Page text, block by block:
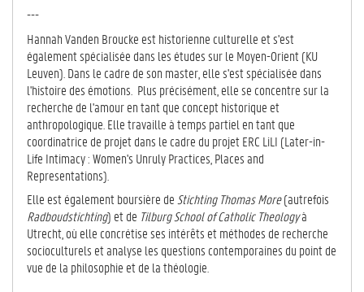
---
Hannah Vanden Broucke est historienne culturelle et s'est
également spécialisée dans les études sur le Moyen-Orient (KU
Leuven). Dans le cadre de son master, elle s'est spécialisée dans
l'histoire des émotions. Plus précisément, elle se concentre sur la
recherche de l'amour en tant que concept historique et
anthropologique. Elle travaille à temps partiel en tant que
coordinatrice de projet dans le cadre du projet ERC LiLI (Later-in-
Life Intimacy : Women's Unruly Practices, Places and
Representations).
Elle est également boursière de Stichting Thomas More(autrefois
Radboudstichting) et de Tilburg School of Catholic Theologyà
Utrecht, où elle concrétise ses intérêts et méthodes de recherche
socioculturels et analyse les questions contemporaines du point de
vue de la philosophie et de la théologie.